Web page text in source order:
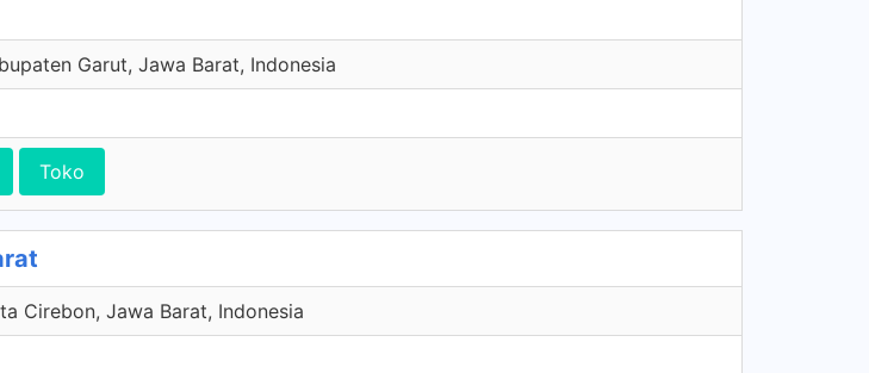
Garut, Jawa Barat, Indonesia
Toko
Cirebon, Jawa Barat, Indonesia